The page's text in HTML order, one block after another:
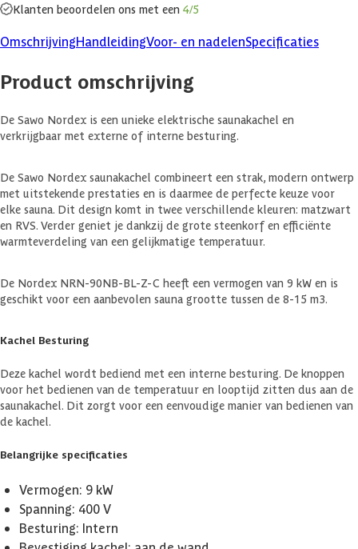
Klanten beoordelen ons met een 4/5
OmschrijvingHandleidingVoor- en nadelenSpecificaties
Product omschrijving
De Sawo Nordex is een unieke elektrische saunakachel en
verkrijgbaar met externe of interne besturing.
De Sawo Nordex saunakachel combineert een strak, modern ontwerp
met uitstekende prestaties en is daarmee de perfecte keuze voor
elke sauna. Dit design komt in twee verschillende kleuren: matzwart
en RVS. Verder geniet je dankzij de grote steenkorf en efficiënte
warmteverdeling van een gelijkmatige temperatuur.
De Nordex NRN-90NB-BL-Z-C heeft een vermogen van 9 kW en is
geschikt voor een aanbevolen sauna grootte tussen de 8-15 m3.
Kachel Besturing
Deze kachel wordt bediend met een interne besturing. De knoppen
voor het bedienen van de temperatuur en looptijd zitten dus aan de
saunakachel. Dit zorgt voor een eenvoudige manier van bedienen van
de kachel.
Belangrijke specificaties
Vermogen: 9 kW
Spanning: 400 V
Besturing: Intern